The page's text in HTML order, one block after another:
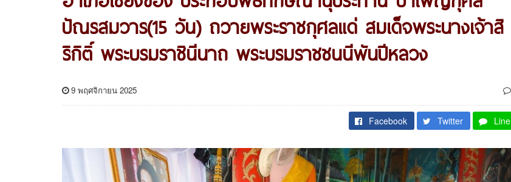
ปัณรสมวาร(15 วัน) ถวายพระราชกุศลแด่ สมเด็จพระนางเจ้าสิ
ริกิติ์ พระบรมราชินีนาถ พระบรมราชชนนีพันปีหลวง
9 พฤศจิกายน 2025
Facebook Twitter Line